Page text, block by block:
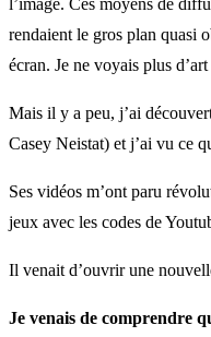
rendaient le gros plan quasi
écran. Je ne voyais plus
Mais il y a peu, j’ai
Casey Neistat) et j’ai vu ce
Ses vidéos m’ont paru
jeux avec les codes de
Il venait d’ouvrir une
Je venais de comprendre